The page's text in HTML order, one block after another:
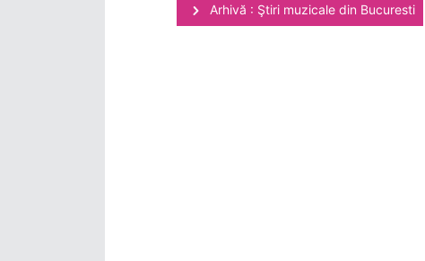
Arhivă : Ştiri muzicale din Bucuresti